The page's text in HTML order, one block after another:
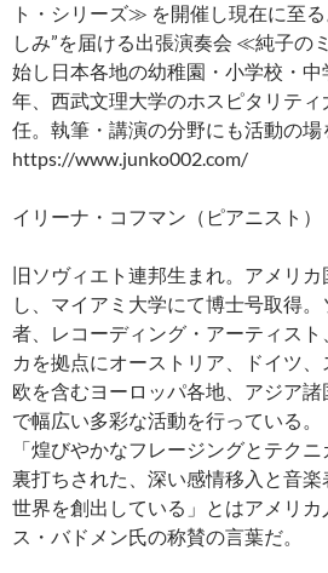
ト・シリーズ≫ を開催し現在に至
しみ”を届ける出張演奏会 ≪純子の
始し日本各地の幼稚園・小学校・中
年、西武文理大学のホスピタリテ
任。執筆・講演の分野にも活動の場
https://www.junko002.com/
イリーナ・コフマン（ピアニスト）
旧ソヴィエト連邦生まれ。アメリ
し、マイアミ大学にて博士号取得
者、レコーディング・アーティスト
カを拠点にオーストリア、ドイツ
欧を含むヨーロッパ各地、アジア
で幅広い多彩な活動を行っている。
「煌びやかなフレージングとテク
裏打ちされた、深い感情移入と音
世界を創出している」とはアメリ
ス・バドメン氏の称賛の言葉だ。